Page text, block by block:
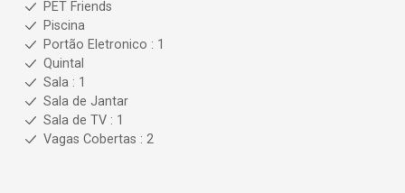
PET Friends
Piscina
Portão Eletronico : 1
Quintal
Sala : 1
Sala de Jantar
Sala de TV : 1
Vagas Cobertas : 2